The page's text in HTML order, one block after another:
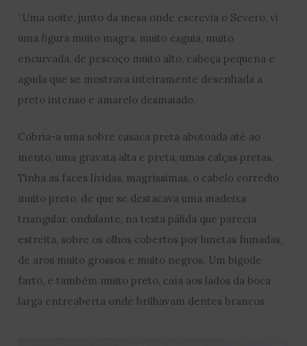
“Uma noite, junto da mesa onde escrevia o Severo, vi
uma figura muito magra, muito esguia, muito
encurvada, de pescoço muito alto, cabeça pequena e
aguda que se mostrava inteiramente desenhada a
preto intenso e amarelo desmaiado.
Cobria-a uma sobre casaca preta abotoada até ao
mento, uma gravata alta e preta, umas calças pretas.
Tinha as faces lívidas, magríssimas, o cabelo corredio
muito preto, de que se destacava uma madeixa
triangular, ondulante, na testa pálida que parecia
estreita, sobre os olhos cobertos por lunetas fumadas,
de aros muito grossos e muito negros. Um bigode
farto, e também muito preto, caía aos lados da boca
larga entreaberta onde brilhavam dentes brancos.